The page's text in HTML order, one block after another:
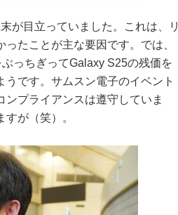
が目立っていました。これは、リ
たことが主な要因です。では、
っちぎってGalaxy S25の残価を
です。サムスン電子のイベント
プライアンスは遵守していま
が（笑）。